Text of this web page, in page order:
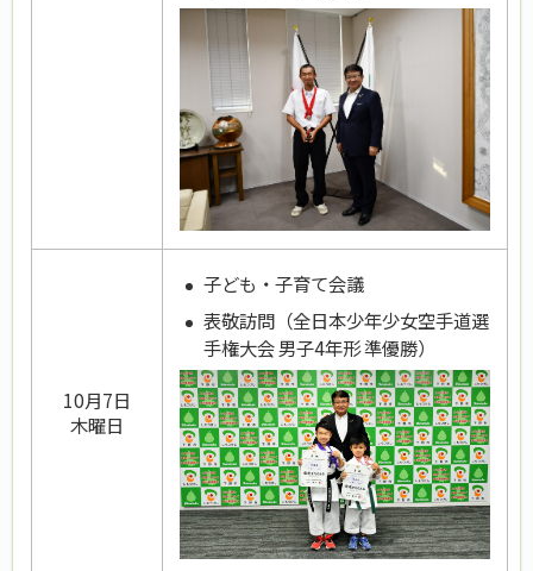
10月7日
木曜日
子ども・子育て会議
表敬訪問（全日本少年少女空手道選
手権大会 男子4年形 準優勝）